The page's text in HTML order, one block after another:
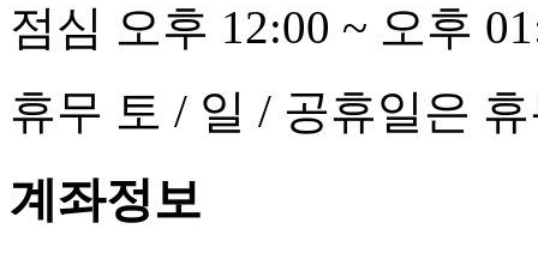
점심 오후 12:00 ~ 오후
휴무 토 / 일 / 공휴일은
계좌정보